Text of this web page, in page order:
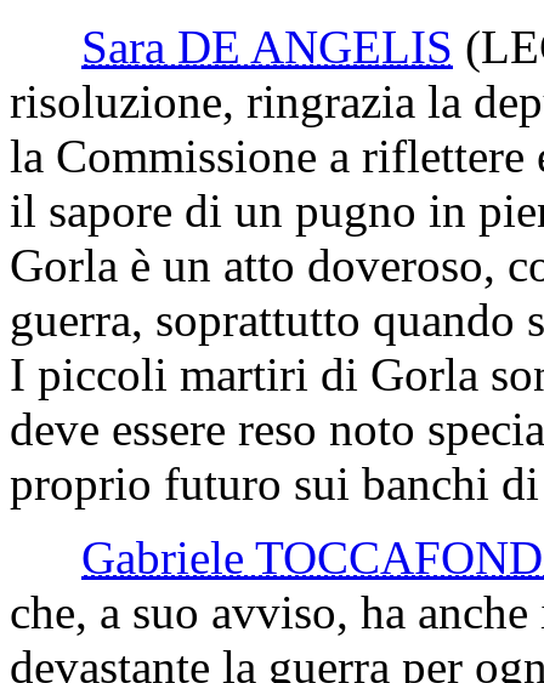
Sara DE ANGELIS
risoluzione, ringrazia la
la Commissione a riflettere
il sapore di un pugno in
Gorla è un atto doveroso,
guerra, soprattutto
I piccoli martiri di Gorla
deve essere reso noto
proprio futuro sui banchi
Gabriele
che, a suo avviso, ha
devastante la guerra per